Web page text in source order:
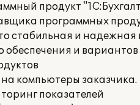
продукт
программных
стабильная и
и
компьютеры заказчика.
показателей